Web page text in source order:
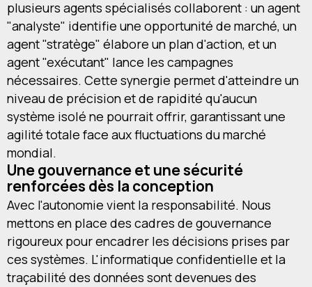
plusieurs agents spécialisés collaborent : un agent
"analyste" identifie une opportunité de marché, un
agent "stratège" élabore un plan d'action, et un
agent "exécutant" lance les campagnes
nécessaires. Cette synergie permet d'atteindre un
niveau de précision et de rapidité qu'aucun
système isolé ne pourrait offrir, garantissant une
agilité totale face aux fluctuations du marché
mondial.
Une gouvernance et une sécurité
renforcées dès la conception
Avec l'autonomie vient la responsabilité. Nous
mettons en place des cadres de gouvernance
rigoureux pour encadrer les décisions prises par
ces systèmes. L'informatique confidentielle et la
traçabilité des données sont devenues des